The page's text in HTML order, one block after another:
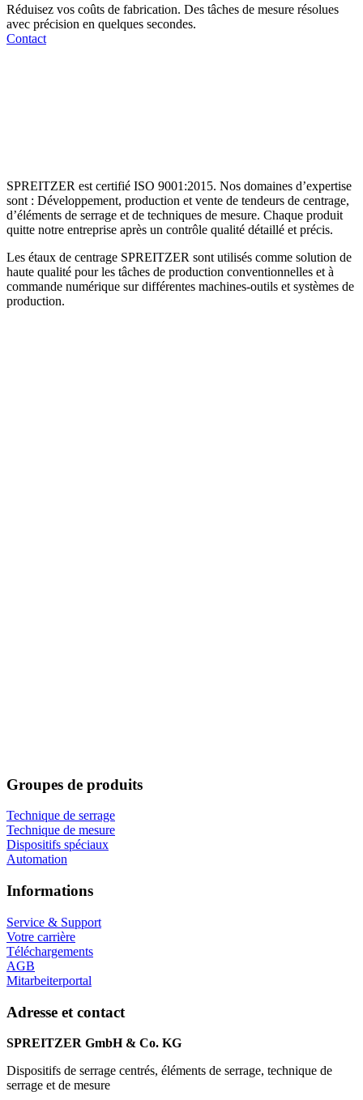
Réduisez vos coûts de fabrication. Des tâches de mesure résolues
avec précision en quelques secondes.
Contact
SPREITZER est certifié ISO 9001:2015. Nos domaines d’expertise
sont : Développement, production et vente de tendeurs de centrage,
d’éléments de serrage et de techniques de mesure. Chaque produit
quitte notre entreprise après un contrôle qualité détaillé et précis.
Les étaux de centrage SPREITZER sont utilisés comme solution de
haute qualité pour les tâches de production conventionnelles et à
commande numérique sur différentes machines-outils et systèmes de
production.
Groupes de produits
Technique de serrage
Technique de mesure
Dispositifs spéciaux
Automation
Informations
Service & Support
Votre carrière
Téléchargements
AGB
Mitarbeiterportal
Adresse et contact
SPREITZER GmbH & Co. KG
Dispositifs de serrage centrés, éléments de serrage, technique de
serrage et de mesure